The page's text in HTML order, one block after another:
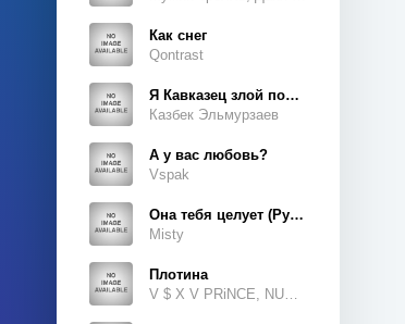
Как снег
Qontrast
Я Кавказец злой породы
Казбек Эльмурзаев
А у вас любовь?
Vspak
Она тебя целует (Руки Вверх Cover)
Misty
Плотина